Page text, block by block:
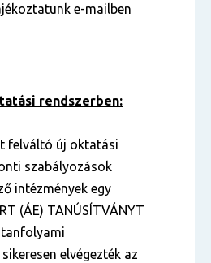
e-mailben
rendszerben:
felváltó új oktatási
szabályozások
intézmények egy
(ÁE) TANÚSÍTVÁNYT
elvégezték az